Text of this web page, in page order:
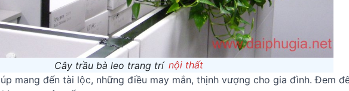
Cây trầu bà leo trang trí nội thất
mang đến tài lộc, những điều may mắn, thịnh vượng cho gia đình. Đem